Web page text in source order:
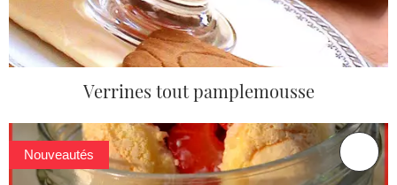
Verrines tout pamplemousse
Nouveautés